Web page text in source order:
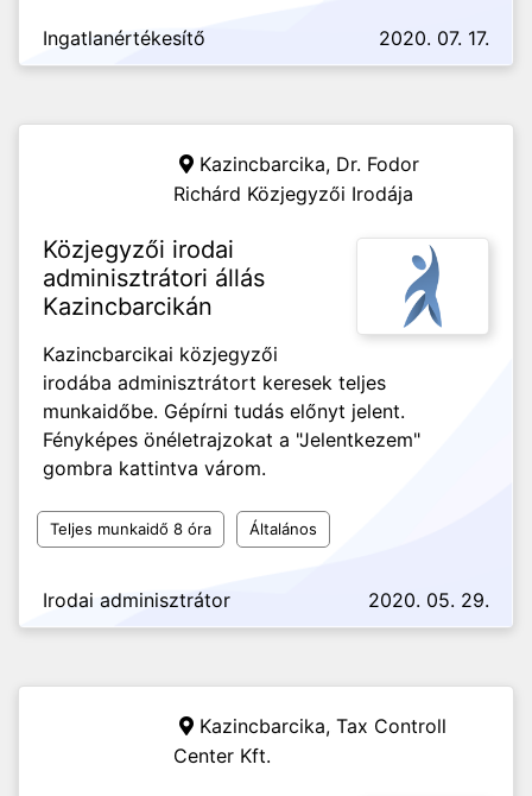
Ingatlanértékesítő 2020. 07. 17.
Kazincbarcika, Dr. Fodor
Richárd Közjegyzői Irodája
Közjegyzői irodai
adminisztrátori állás
Kazincbarcikán
Kazincbarcikai közjegyzői
irodába adminisztrátort keresek teljes
munkaidőbe. Gépírni tudás előnyt jelent.
Fényképes önéletrajzokat a "Jelentkezem"
gombra kattintva várom.
Teljes munkaidő 8 óra Általános
Irodai adminisztrátor 2020. 05. 29.
Kazincbarcika, Tax Controll
Center Kft.